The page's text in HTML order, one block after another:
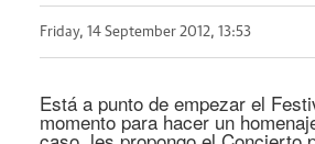
Friday, 14 September 2012, 13:53
Está a punto de empezar el
momento para hacer un